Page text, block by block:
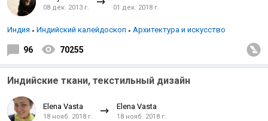
08 дек. 2013 г. 01 дек. 2018 г.
Индия Индийский калейдоскоп Архитектура и искусство
96 70255
Индийские ткани, текстильный дизайн
Elena Vasta
18 нояб. 2018 г.
Elena Vasta
18 нояб. 2018 г.